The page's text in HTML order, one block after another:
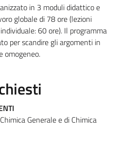
in 3 moduli didattico e
globale di 78 ore (lezioni
60 ore). Il programma
per scandire gli argomenti in
omogeneo.
Generale e di Chimica